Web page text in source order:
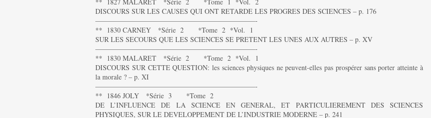
DISCOURS SUR LES CAUSES QUI ONT RETARDE LES PROGRES DES SCIENCES – p. 176
———————————————————————-
** 1830 CARNEY *Série 2 *Tome 2 *Vol. 1
SUR LES SECOURS QUE LES SCIENCES SE PRETENT LES UNES AUX AUTRES – p. XV
———————————————————————-
** 1830 MALARET *Série 2 *Tome 2 *Vol. 1
DISCOURS SUR CETTE QUESTION: les sciences physiques ne peuvent-elles pas prospérer sans porter atteinte à
la morale ? – p. XI
———————————————————————-
** 1846 JOLY *Série 3 *Tome 2
DE L’INFLUENCE DE LA SCIENCE EN GENERAL, ET PARTICULIEREMENT DES SCIENCES
PHYSIQUES, SUR LE DEVELOPPEMENT DE L’INDUSTRIE MODERNE – p. 241